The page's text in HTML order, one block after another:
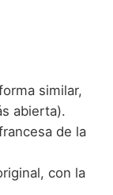
similar,
abierta).
de la
con la